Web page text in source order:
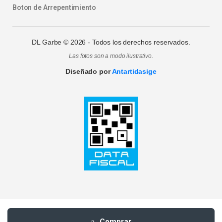
Boton de Arrepentimiento
DL Garbe © 2026 - Todos los derechos reservados.
Las fotos son a modo ilustrativo.
Diseñado porAntartidasige